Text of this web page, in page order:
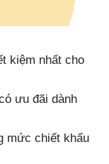
kiệm nhất cho
ưu đãi dành
mức chiết khấu